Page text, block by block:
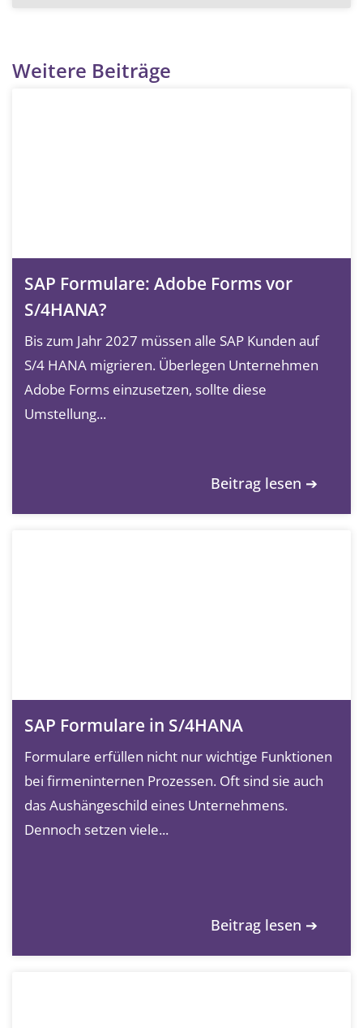
Weitere Beiträge
SAP Formulare: Adobe Forms vor
S/4HANA?
Bis zum Jahr 2027 müssen alle SAP Kunden auf
S/4 HANA migrieren. Überlegen Unternehmen
Adobe Forms einzusetzen, sollte diese
Umstellung...
Beitrag lesen ➔
SAP Formulare in S/4HANA
Formulare erfüllen nicht nur wichtige Funktionen
bei firmeninternen Prozessen. Oft sind sie auch
das Aushängeschild eines Unternehmens.
Dennoch setzen viele...
Beitrag lesen ➔